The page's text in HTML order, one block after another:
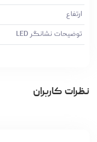
ارتفاع
توضیحات نشانگر LED
نظرات کاربران